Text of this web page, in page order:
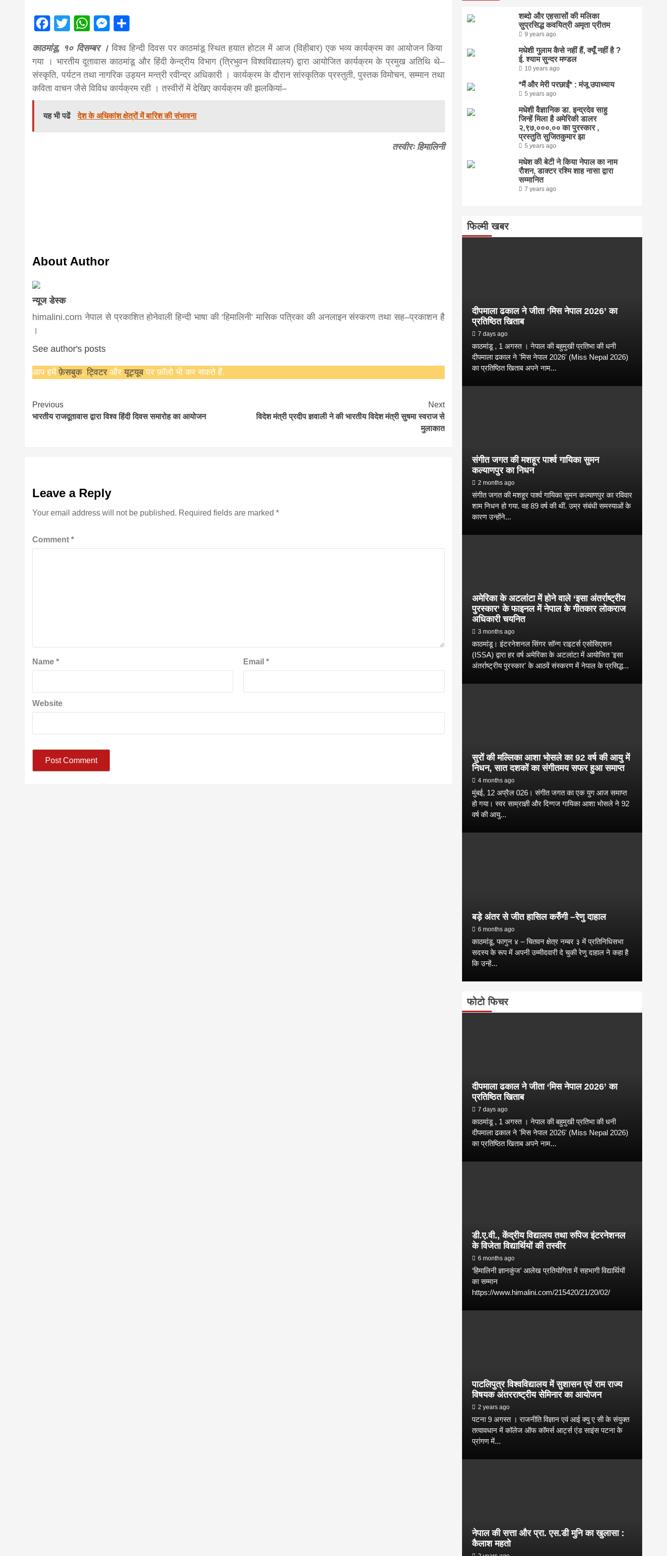
magazine of
Nepal brings
news in hindi
from
news, madhesh
khabar
Facebook
TwitterWhatsApp
Messenger
काठमांडू, १० दिसम्बर । विश्व हिन्दी दिवस पर काठमांडू स्थित हयात होटल में आज (विहीबार) एक भव्य कार्यक्रम का आयोजन किया
गया । भारतीय दूतावास काठमांडू और हिंदी केन्द्रीय विभाग (त्रिभुवन विश्वविद्यालय) द्वारा आयोजित कार्यक्रम के प्रमुख अतिथि थे–
संस्कृति, पर्यटन तथा नागरिक उड्यन मन्त्री रवीन्द्र अधिकारी । कार्यक्रम के दौरान सांस्कृतिक प्रस्तुती, पुस्तक विमोचन, सम्मान तथा
कविता वाचन जैसे विविध कार्यक्रम रही । तस्वीरों में देखिए कार्यक्रम की झलकियां–
यह भी पढें देश के अधिकांश क्षेत्रों में बारिश की संभावना
तस्वीरः हिमालिनी
About Author
न्यूज डेस्क
himalini.com नेपाल से प्रकाशित होनेवाली हिन्दी भाषा की ‘हिमालिनी’ मासिक पत्रिका की अनलाइन संस्करण तथा सह–प्रकाशन है
।
See author's posts
आप हमेंफ़ेसबुक,ट्विटरऔरयूट्यूब पर फ़ॉलो भी कर सकते हैं.
Continue
Reading
Previous
भारतीय राजदूतावास द्वारा विश्व हिंदी दिवस समारोह का आयोजन
Next
विदेश मंत्री प्रदीप ज्ञवाली ने की भारतीय विदेश मंत्री सुषमा स्वराज से
मुलाकात
Leave a Reply
Your email address will not be published. Required fields are marked*
Comment*
Name* Email*
Website
शब्दो और एहसासों की मलिका
सुप्रसिद्ध कवयित्री अमृता प्रीतम
9 years ago
मधेशी गुलाम कैसे नहीं हैं, क्यूँ नहीं है ?
ई. श्याम सुन्दर मण्डल
10 years ago
*मैं और मेरी परछाईं* : मंजू उपाध्याय
5 years ago
मधेशी वैज्ञानिक डा. इन्द्रदेव साहु
जिन्हें मिला है अमेरिकी डालर
२,९७,०००.०० का पुरस्कार ,
प्रस्तुति सुजितकुमार झा
5 years ago
मधेश की बेटी ने किया नेपाल का नाम
राैशन, डाक्टर रश्मि शाह नासा द्वारा
सम्मानित
7 years ago
फिल्मी खबर
दीपमाला ढकाल ने जीता ‘मिस नेपाल 2026’ का
प्रतिष्ठित खिताब
7 days ago
काठमांडू , 1 अगस्त । नेपाल की बहुमुखी प्रतिभा की धनी
दीपमाला ढकाल ने 'मिस नेपाल 2026' (Miss Nepal 2026)
का प्रतिष्ठित खिताब अपने नाम...
संगीत जगत की मशहूर पार्श्व गायिका सुमन
कल्याणपुर का निधन
2 months ago
संगीत जगत की मशहूर पार्श्व गायिका सुमन कल्याणपुर का रविवार
शाम निधन हो गया. वह 89 वर्ष की थीं. उम्र संबंधी समस्याओं के
कारण उन्होंने...
अमेरिका के अटलांटा में होने वाले ‘इसा अंतर्राष्ट्रीय
पुरस्कार’ के फाइनल में नेपाल के गीतकार लोकराज
अधिकारी चयनित
3 months ago
काठमांडू। इंटरनेशनल सिंगर सॉन्ग राइटर्स एसोसिएशन
(ISSA) द्वारा हर वर्ष अमेरिका के अटलांटा में आयोजित 'इसा
अंतर्राष्ट्रीय पुरस्कार' के आठवें संस्करण में नेपाल के प्रसिद्ध...
सुरों की मल्लिका आशा भोसले का 92 वर्ष की आयु में
निधन, सात दशकों का संगीतमय सफर हुआ समाप्त
4 months ago
मुंबई, 12 अप्रैल 026। संगीत जगत का एक युग आज समाप्त
हो गया। स्वर साम्राज्ञी और दिग्गज गायिका आशा भोसले ने 92
वर्ष की आयु...
बड़े अंतर से जीत हासिल करुँंगी –रेणु दाहाल
6 months ago
काठमांडू, फागुन ४ – चितवन क्षेत्र नम्बर ३ में प्रतिनिधिसभा
सदस्य के रूप में अपनी उम्मीदवारी दे चुकी रेणु दाहाल ने कहा है
कि उन्हें...
फोटो फिचर
दीपमाला ढकाल ने जीता ‘मिस नेपाल 2026’ का
प्रतिष्ठित खिताब
7 days ago
काठमांडू , 1 अगस्त । नेपाल की बहुमुखी प्रतिभा की धनी
दीपमाला ढकाल ने 'मिस नेपाल 2026' (Miss Nepal 2026)
का प्रतिष्ठित खिताब अपने नाम...
डी.ए.वी., केंद्रीय विद्यालय तथा रुपिज इंटरनेशनल
के विजेता विद्यार्थियों की तस्वीर
6 months ago
‘हिमालिनी ज्ञानकुंज’ आलेख प्रतियोगिता में सहभागी विद्यार्थियों
का सम्मान
https://www.himalini.com/215420/21/20/02/
पाटलिपुत्र विश्वविद्यालय में सुशासन एवं राम राज्य
विषयक अंतरराष्ट्रीय सेमिनार का आयोजन
2 years ago
पटना 9 अगस्त । राजनीति विज्ञान एवं आई क्यु ए सी के संयुक्त
तत्वावधान में कॉलेज ऑफ कॉमर्स आर्ट्स एंड साइंस पटना के
प्रांगण में...
नेपाल की सत्ता और प्रा. एस.डी मुनि का खुलासा :
कैलाश महतो